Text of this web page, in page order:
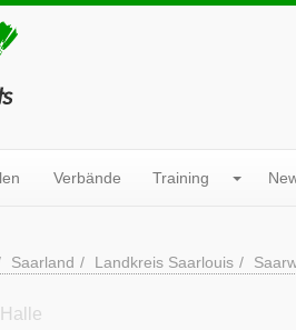
Verbände Training
Saarland Landkreis Saarlouis